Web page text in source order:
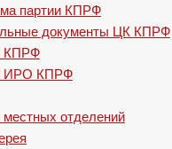
партии КПРФ
документы ЦК КПРФ
КПРФ
ИРО КПРФ
местных отделений